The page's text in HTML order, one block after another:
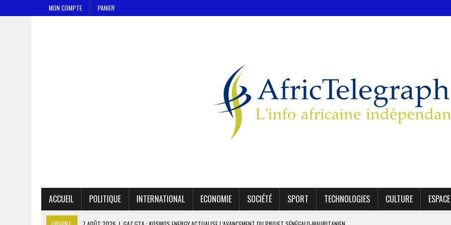
MON COMPTE PANIER
ACCUEIL POLITIQUE INTERNATIONAL ECONOMIE SOCIÉTÉ SPORT TECHNOLOGIES CULTURE